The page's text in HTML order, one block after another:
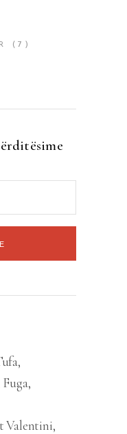
(7)
Valentini